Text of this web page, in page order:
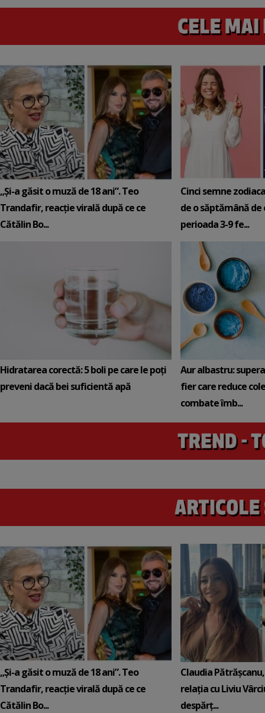
„Și-a găsit o muză de 18 ani”. Teo
Trandafir, reacție virală după ce ce
Cătălin Bo...
Cinci semne
de o săptămână de
perioada 3-9 fe...
Hidratarea corectă: 5 boli pe care le poți
preveni dacă bei suficientă apă
Aur albastru:
fier care reduce
combate îmb...
„Și-a găsit o muză de 18 ani”. Teo
Trandafir, reacție virală după ce ce
Cătălin Bo...
Claudia
relația cu Liviu
despărț...